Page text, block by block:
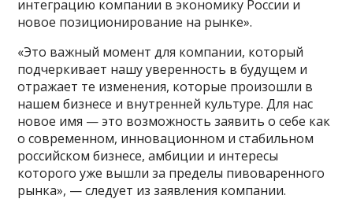
интеграцию компании в экономику России и
новое позиционирование на рынке».
«Это важный момент для компании, который
подчеркивает нашу уверенность в будущем и
отражает те изменения, которые произошли в
нашем бизнесе и внутренней культуре. Для нас
новое имя — это возможность заявить о себе как
о современном, инновационном и стабильном
российском бизнесе, амбиции и интересы
которого уже вышли за пределы пивоваренного
рынка», — следует из заявления компании.